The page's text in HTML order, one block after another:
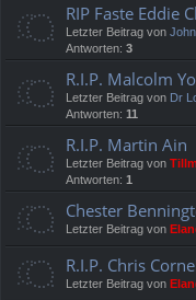
RIP Faste Eddie
Letzter Beitrag von
Antworten: 3
R.I.P. Malcolm
Letzter Beitrag von Dr
Antworten: 11
R.I.P. Martin Ain
Letzter Beitrag von
Antworten: 1
Chester
Letzter Beitrag von
R.I.P. Chris
Letzter Beitrag von